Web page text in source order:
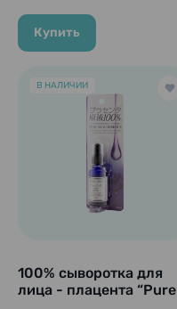
Купить
В НАЛИЧИИ
100% сыворотка для
лица - плацента “Pure